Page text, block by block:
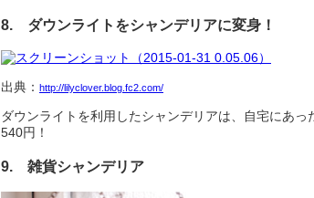
8. ダウンライトをシャンデリアに変身！
出典： http://lilyclover.blog.fc2.com/
ダウンライトを利用したシャンデリアは、自宅にあ
540円！
9. 雑貨シャンデリア